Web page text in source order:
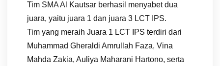
Tim SMA Al Kautsar berhasil menyabet dua
juara, yaitu juara 1 dan juara 3 LCT IPS.
Tim yang meraih Juara 1 LCT IPS terdiri dari
Muhammad Gheraldi Amrullah Faza, Vina
Mahda Zakia, Auliya Maharani Hartono, serta